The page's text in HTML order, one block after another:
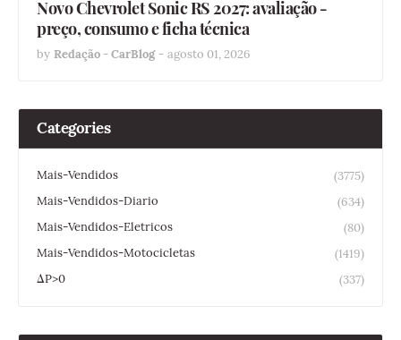
Novo Chevrolet Sonic RS 2027: avaliação -
preço, consumo e ficha técnica
by Redação - CarBlog - agosto 01, 2026
Categories
Mais-Vendidos
(3775)
Mais-Vendidos-Diario
(634)
Mais-Vendidos-Eletricos
(80)
Mais-Vendidos-Motocicletas
(1419)
ΔP>0
(337)